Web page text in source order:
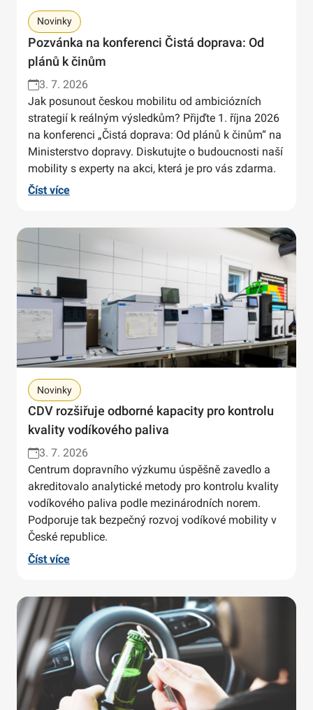
Novinky
Pozvánka na konferenci Čistá doprava: Od
plánů k činům
3. 7. 2026
Jak posunout českou mobilitu od ambiciózních
strategií k reálným výsledkům? Přijďte 1. října 2026
na konferenci „Čistá doprava: Od plánů k činům“ na
Ministerstvo dopravy. Diskutujte o budoucnosti naší
mobility s experty na akci, která je pro vás zdarma.
Číst více
Novinky
CDV rozšiřuje odborné kapacity pro kontrolu
kvality vodíkového paliva
3. 7. 2026
Centrum dopravního výzkumu úspěšně zavedlo a
akreditovalo analytické metody pro kontrolu kvality
vodíkového paliva podle mezinárodních norem.
Podporuje tak bezpečný rozvoj vodíkové mobility v
České republice.
Číst více